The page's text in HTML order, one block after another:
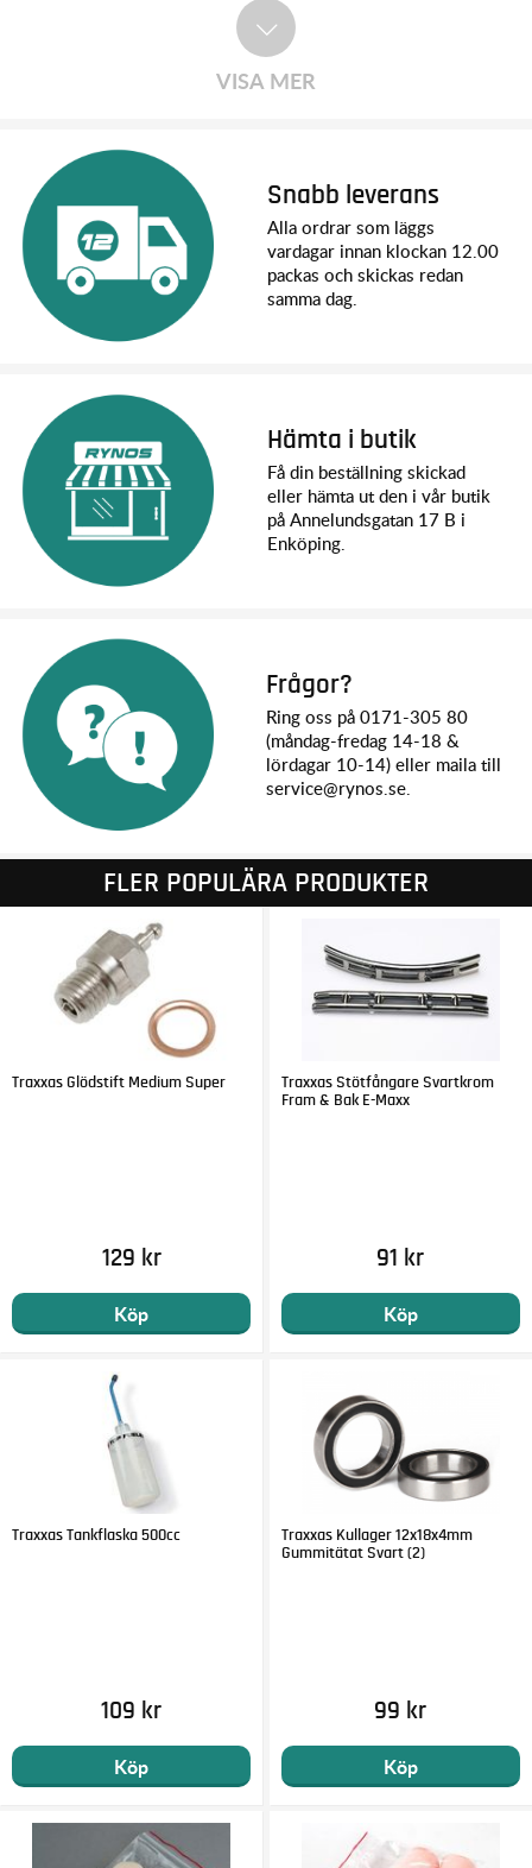
VISA MER
Snabb leverans
Alla ordrar som läggs
vardagar innan klockan 12.00
packas och skickas redan
samma dag.
Hämta i butik
Få din beställning skickad
eller hämta ut den i vår butik
på Annelundsgatan 17 B i
Enköping.
Frågor?
Ring oss på 0171-305 80
(måndag-fredag 14-18 &
lördagar 10-14) eller maila till
service@rynos.se.
FLER POPULÄRA PRODUKTER
Traxxas Glödstift Medium Super
129 kr
Köp
Traxxas Stötfångare Svartkrom
Fram & Bak E-Maxx
91 kr
Köp
Traxxas Tankflaska 500cc
109 kr
Köp
Traxxas Kullager 12x18x4mm
Gummitätat Svart (2)
99 kr
Köp